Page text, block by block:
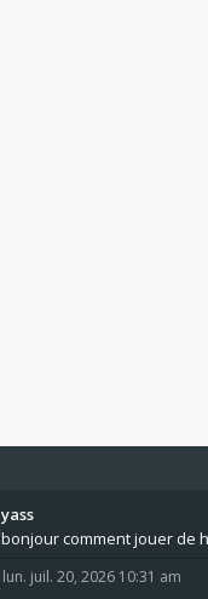
yass
lun. juil. 20, 2026 10:31 am